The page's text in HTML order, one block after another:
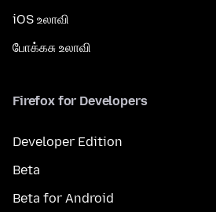
iOS உலாவி
போக்கசு உலாவி
Firefox for Developers
Developer Edition
Beta
Beta for Android